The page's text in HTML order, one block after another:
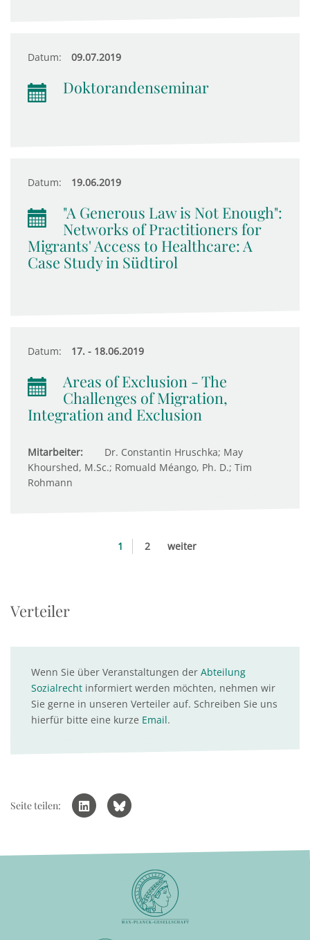
Datum: 09.07.2019
Doktorandenseminar
Datum: 19.06.2019
"A Generous Law is Not Enough":
Networks of Practitioners for
Migrants' Access to Healthcare: A
Case Study in Südtirol
Datum: 17. - 18.06.2019
Areas of Exclusion - The
Challenges of Migration,
Integration and Exclusion
Mitarbeiter:
Dr. Constantin Hruschka; May
Khourshed, M.Sc.; Romuald Méango, Ph. D.; Tim
Rohmann
1 2 weiter
Verteiler
Wenn Sie über Veranstaltungen der Abteilung
Sozialrecht informiert werden möchten, nehmen wir
Sie gerne in unseren Verteiler auf. Schreiben Sie uns
hierfür bitte eine kurze Email.
Seite teilen: